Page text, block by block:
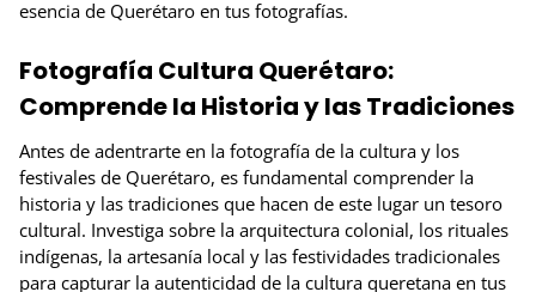
esencia de Querétaro en tus fotografías.
Fotografía Cultura Querétaro:
Comprende la Historia y las Tradiciones
Antes de adentrarte en la fotografía de la cultura y los
festivales de Querétaro, es fundamental comprender la
historia y las tradiciones que hacen de este lugar un tesoro
cultural. Investiga sobre la arquitectura colonial, los rituales
indígenas, la artesanía local y las festividades tradicionales
para capturar la autenticidad de la cultura queretana en tus